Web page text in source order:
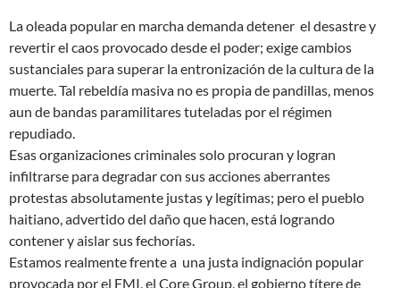
La oleada popular en marcha demanda detener el desastre y
revertir el caos provocado desde el poder; exige cambios
sustanciales para superar la entronización de la cultura de la
muerte. Tal rebeldía masiva no es propia de pandillas, menos
aun de bandas paramilitares tuteladas por el régimen
repudiado.
Esas organizaciones criminales solo procuran y logran
infiltrarse para degradar con sus acciones aberrantes
protestas absolutamente justas y legítimas; pero el pueblo
haitiano, advertido del daño que hacen, está logrando
contener y aislar sus fechorías.
Estamos realmente frente a una justa indignación popular
provocada por el FMI, el Core Group, el gobierno títere de